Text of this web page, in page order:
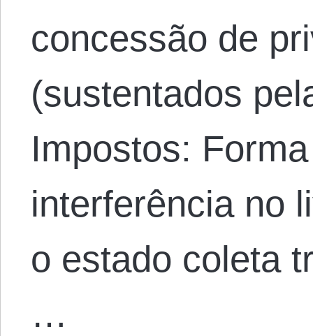
concessão de
(sustentados
Impostos:
interferência no
o estado coleta
…